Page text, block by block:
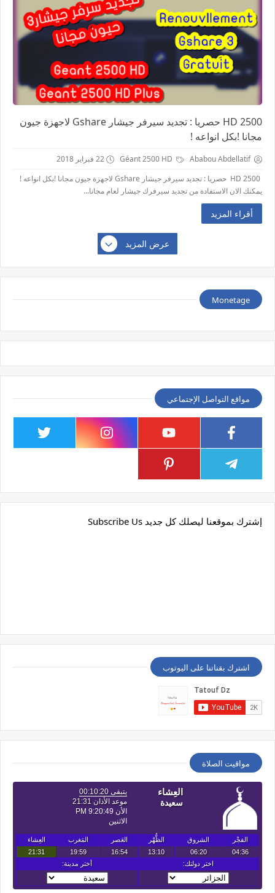
2500 HD حصريا : تجديد سيرفر جيشار Gshare لاجهزة جيون
مجانا !بكل انواعه !
Ababou Abdellatif
22 فبراير 2018
2500 HD حصريا : تجديد سيرفر جيشار Gshare لاجهزة جيون مجانا !بكل انواعه !
يمكنك الان الاستفادة من تجديد سيرفرك جيشار لعام مجانا...
أقراء المزيد
عرض المزيد
Monetage
مواقع التواصل الإجتماعي
إشترك بموقعنا ليصلك كل جديد Subscribe Us
اشترك بقناتنا على اليوتوب
مواقيت الصلاة